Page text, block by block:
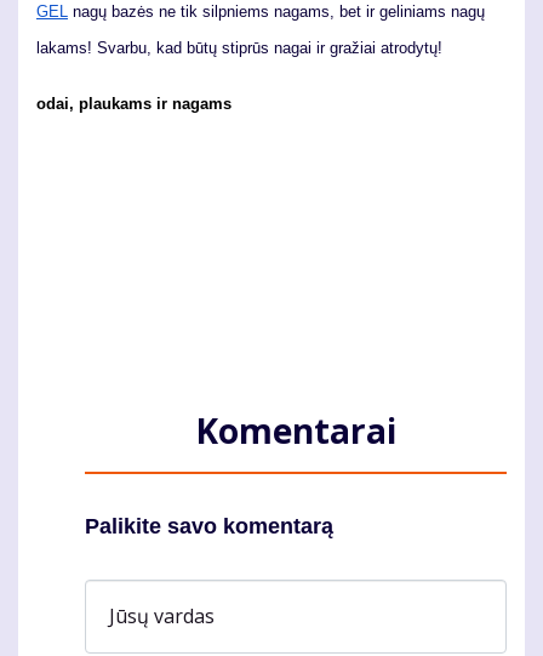
GEL
nagų bazės ne tik silpniems nagams, bet ir geliniams nagų
lakams! Svarbu, kad būtų stiprūs nagai ir gražiai atrodytų!
odai, plaukams ir nagams
Komentarai
Palikite savo komentarą
Jūsų vardas